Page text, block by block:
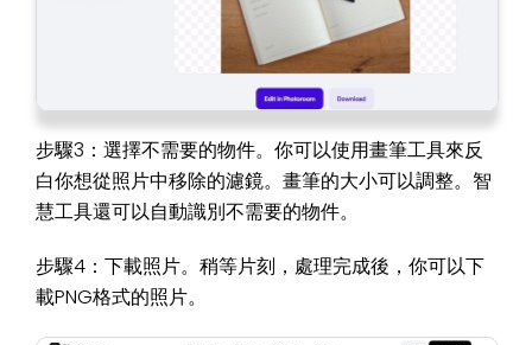
步驟3：選擇不需要的物件。你可以使用畫筆工具來反
白你想從照片中移除的濾鏡。畫筆的大小可以調整。智
慧工具還可以自動識別不需要的物件。
步驟4：下載照片。稍等片刻，處理完成後，你可以下
載PNG格式的照片。